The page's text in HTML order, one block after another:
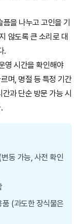
을 나누고 고인을 기
않도록 큰 소리로 대
.
영 시간을 확인해야
며, 명절 등 특정 기간
과 단순 방문 가능 시
동 가능, 사전 확인
(과도한 장식물은